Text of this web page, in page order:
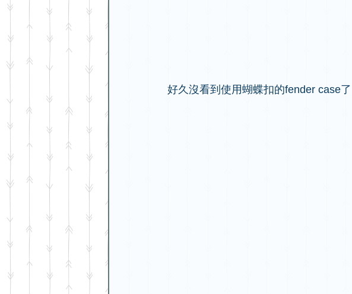
好久沒看到使用蝴蝶扣的fender case了